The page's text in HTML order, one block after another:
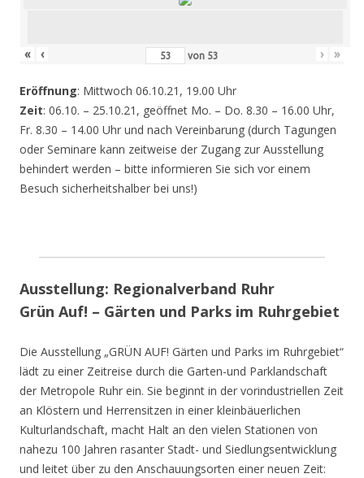
« ‹ von 53 › »
Eröffnung: Mittwoch 06.10.21, 19.00 Uhr
Zeit: 06.10. – 25.10.21, geöffnet Mo. – Do. 8.30 – 16.00 Uhr,
Fr. 8.30 – 14.00 Uhr und nach Vereinbarung (durch Tagungen
oder Seminare kann zeitweise der Zugang zur Ausstellung
behindert werden – bitte informieren Sie sich vor einem
Besuch sicherheitshalber bei uns!)
Ausstellung: Regionalverband Ruhr
Grün Auf! – Gärten und Parks im Ruhrgebiet
Die Ausstellung „GRÜN AUF! Gärten und Parks im Ruhrgebiet“
lädt zu einer Zeitreise durch die Garten-und Parklandschaft
der Metropole Ruhr ein. Sie beginnt in der vorindustriellen Zeit
an Klöstern und Herrensitzen in einer kleinbäuerlichen
Kulturlandschaft, macht Halt an den vielen Stationen von
nahezu 100 Jahren rasanter Stadt- und Siedlungsentwicklung
und leitet über zu den Anschauungsorten einer neuen Zeit: